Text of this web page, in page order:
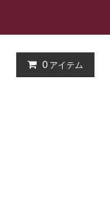
0 アイテム